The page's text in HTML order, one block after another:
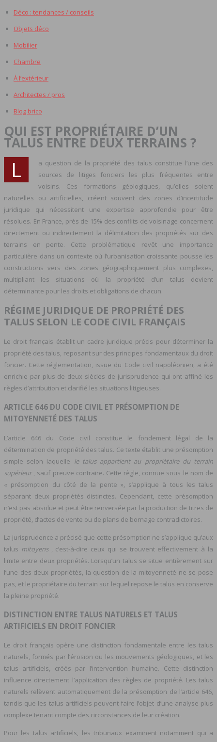
Déco : tendances / conseils
Objets déco
Mobilier
Chambre
À l’extérieur
Architectes / pros
Blog brico
QUI EST PROPRIÉTAIRE D’UN
TALUS ENTRE DEUX TERRAINS ?
L
a question de la propriété des talus constitue l’une des
sources de litiges fonciers les plus fréquentes entre
voisins. Ces formations géologiques, qu’elles soient
naturelles ou artificielles, créent souvent des zones d’incertitude
juridique qui nécessitent une expertise approfondie pour être
résolues. En France, près de 15% des conflits de voisinage concernent
directement ou indirectement la délimitation des propriétés sur des
terrains en pente. Cette problématique revêt une importance
particulière dans un contexte où l’urbanisation croissante pousse les
constructions vers des zones géographiquement plus complexes,
multipliant les situations où la propriété d’un talus devient
déterminante pour les droits et obligations de chacun.
RÉGIME JURIDIQUE DE PROPRIÉTÉ DES
TALUS SELON LE CODE CIVIL FRANÇAIS
Le droit français établit un cadre juridique précis pour déterminer la
propriété des talus, reposant sur des principes fondamentaux du droit
foncier. Cette réglementation, issue du Code civil napoléonien, a été
enrichie par plus de deux siècles de jurisprudence qui ont affiné les
règles d’attribution et clarifié les situations litigieuses.
ARTICLE 646 DU CODE CIVIL ET PRÉSOMPTION DE
MITOYENNETÉ DES TALUS
L’article 646 du Code civil constitue le fondement légal de la
détermination de propriété des talus. Ce texte établit une présomption
simple selon laquelle le talus appartient au propriétaire du terrain
supérieur , sauf preuve contraire. Cette règle, connue sous le nom de
« présomption du côté de la pente », s’applique à tous les talus
séparant deux propriétés distinctes. Cependant, cette présomption
n’est pas absolue et peut être renversée par la production de titres de
propriété, d’actes de vente ou de plans de bornage contradictoires.
La jurisprudence a précisé que cette présomption ne s’applique qu’aux
talus mitoyens
, c’est-à-dire ceux qui se trouvent effectivement à la
limite entre deux propriétés. Lorsqu’un talus se situe entièrement sur
l’une des deux propriétés, la question de la mitoyenneté ne se pose
pas, et le propriétaire du terrain sur lequel repose le talus en conserve
la pleine propriété.
DISTINCTION ENTRE TALUS NATURELS ET TALUS
ARTIFICIELS EN DROIT FONCIER
Le droit français opère une distinction fondamentale entre les talus
naturels, formés par l’érosion ou les mouvements géologiques, et les
talus artificiels, créés par l’intervention humaine. Cette distinction
influence directement l’application des règles de propriété. Les talus
naturels relèvent automatiquement de la présomption de l’article 646,
tandis que les talus artificiels peuvent faire l’objet d’une analyse plus
complexe tenant compte des circonstances de leur création.
Pour les talus artificiels, les tribunaux examinent notamment qui a